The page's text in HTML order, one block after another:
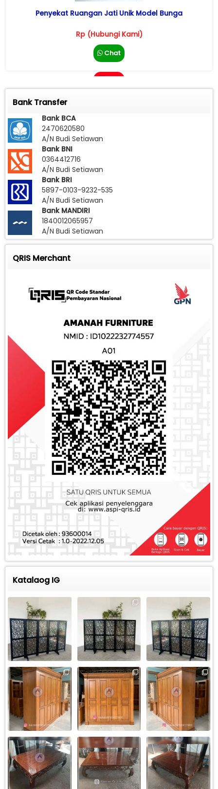
Penyekat Ruangan Jati Unik Model Bunga
Rp (Hubungi Kami)
Chat
Bank Transfer
Bank BCA
2470620580
A/N Budi Setiawan
Bank BNI
0364412716
A/N Budi Setiawan
Bank BRI
5897-0103-9232-535
A/N Budi Setiawan
Bank MANDIRI
1840012065957
A/N Budi Setiawan
QRIS Merchant
Katalaog IG